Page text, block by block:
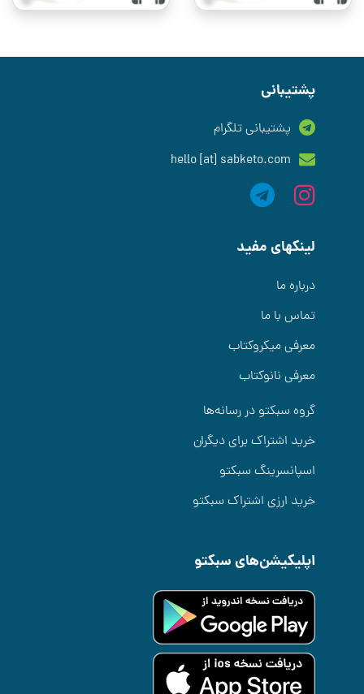
پشتیبانی
پشتیبانی تلگرام
hello [at] sabketo.com
لینکهای مفید
درباره ما
تماس با ما
معرفی میکروکتاب
معرفی نانوکتاب
گروه سبکتو در رسانه‌ها
خرید اشتراک برای دیگران
اسپانسرینگ سبکتو
خرید ارزی اشتراک سبکتو
اپلیکیشن‌های سبکتو